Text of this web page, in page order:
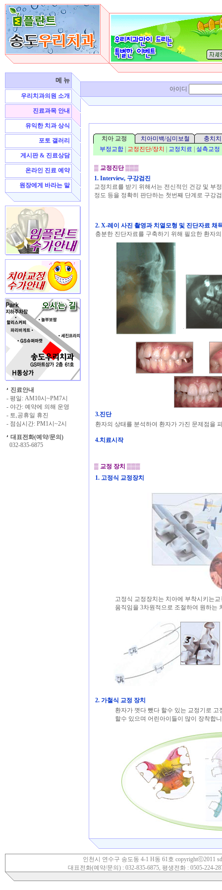
메 뉴
우리치과의원 소개
진료과목 안내
유익한 치과 상식
포토 갤러리
게시판 & 진료상담
온라인 진료 예약
원장에게 바라는 말
진료안내
- 평일: AM10시~PM7시
- 야간: 예약에 의해 운영
- 토,공휴일 휴진
- 점심시간: PM1시~2시
대표전화(예약/문의)
032-835-6875
아이디
치아 교정 치아미백/심미보철
충치
부정교합
교정진단/장치 교정치료 설측교정
▒ 교정진단▒▒▒
1. Interview, 구강검진
교정치료를 받기 위해서는 전신적인 건강 및 부
정도 등을 정확히 판단하는 첫번째 단계로 구강
2. X-레이 사진 촬영과 치열모형 및 진단자료 채
충분한 진단자료를 구축하기 위해 필요한 환자
3.진단
환자의 상태를 분석하여 환자가 가진 문제점을
4.치료시작
▒ 교정 장치 ▒▒▒
1. 고정식 교정장치
고정식 교정장치는 치아에 부착시키는
움직임을 3차원적으로 조절하여 원하는
2. 가철식 교정 장치
환자가 꼇다 뺐다 할수 있는 교정기로
할수 있으며 어린아이들이 많이 장착합
인천시 연수구 송도동 4-1 H동 61호 copyrightⓒ2011
대표전화(예약/문의) : 032-835-6875, 평생전화 : 0505-224-